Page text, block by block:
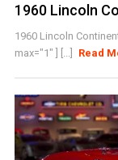
1960 Lincoln
1960 Lincoln
max="1" ] [...]
Read